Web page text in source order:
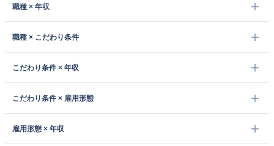
職種 × 年収
職種 × こだわり条件
こだわり条件 × 年収
こだわり条件 × 雇用形態
雇用形態 × 年収